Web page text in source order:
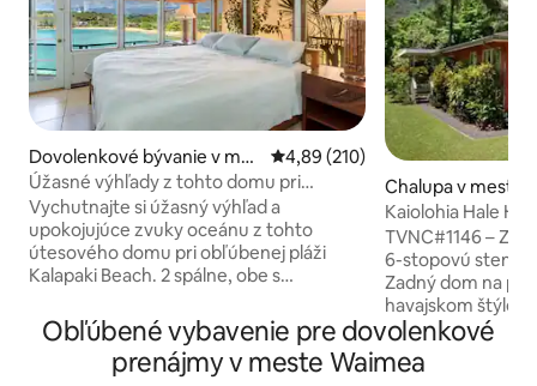
Dovolenkové bývanie v mes
te Lihue
Priemerné ohodnotenie 4,89 z
4,89 (210)
Úžasné výhľady z tohto domu pri
oceáne
Vychutnajte si úžasný výhľad a
upokojujúce zvuky oceánu z tohto
útesového domu pri obľúbenej pláži
Kalapaki Beach. 2 spálne, obe s
oceán a hory. Majster s vlastnou
kúpeľňou má manželskú posteľ. 2. bd má
manželskú posteľ. 2. kúpeľňa, práčka a
Chalupa v meste
Kaiolohia Hale
Tunnels Beach
TVNC#1146 – Zábradlie vás prevedie cez
6-stopovú stenu
Zadný dom na
havajskom štýle
predným domom
Lanai upúta vašu
územia s
Obľúbené vybavenie pre dovolenkové
prenájmy v meste Waimea